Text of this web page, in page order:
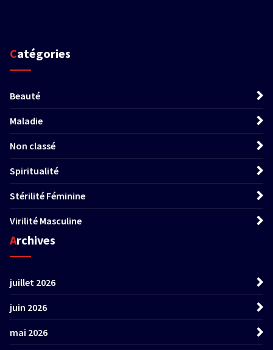
Catégories
Beauté
Maladie
Non classé
Spiritualité
Stérilité Féminine
Virilité Masculine
Archives
juillet 2026
juin 2026
mai 2026